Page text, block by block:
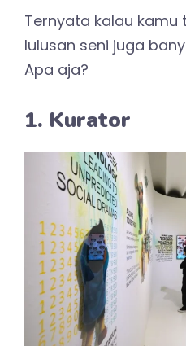
Ternyata kalau kamu
lulusan seni juga
Apa aja?
1. Kurator